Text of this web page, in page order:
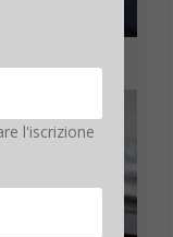
l'iscrizione